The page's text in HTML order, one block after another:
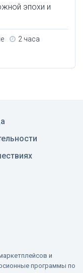
эпохи и
2 часа
и
программы по